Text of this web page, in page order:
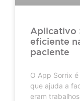
Aplicativo
eficiente
paciente
O App Sorrix
que ajuda a
eram